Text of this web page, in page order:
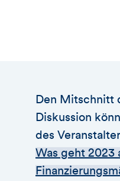
Den Mitschnitt
Diskussion
des
Was geht 2023